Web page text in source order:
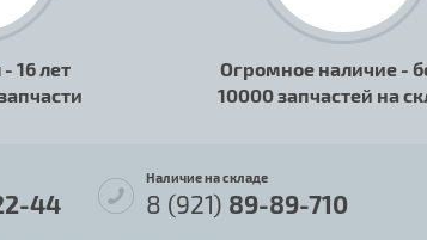
16 лет
Огромное наличие -
10000 запчастей на
44
Наличие на складе
8 (921) 89-89-710